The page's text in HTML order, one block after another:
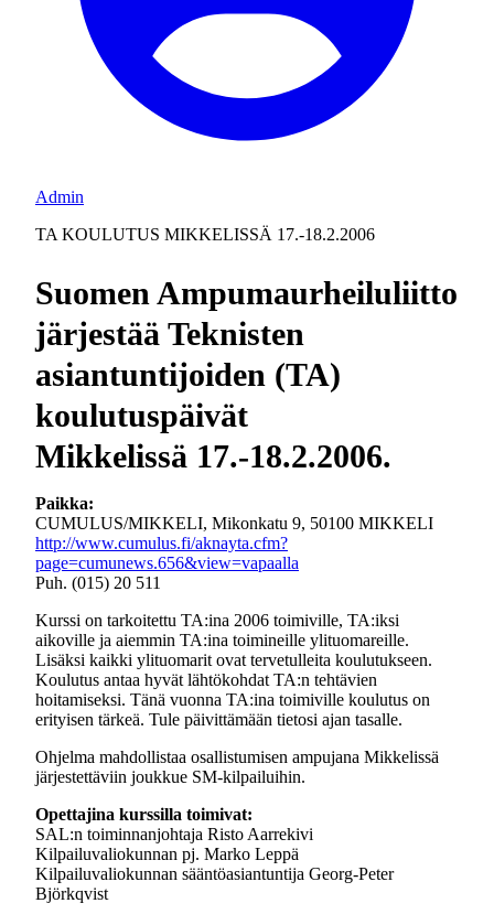
Admin
TA KOULUTUS MIKKELISSÄ 17.-18.2.2006
Suomen Ampumaurheiluliitto
järjestää Teknisten
asiantuntijoiden (TA)
koulutuspäivät
Mikkelissä 17.-18.2.2006.
Paikka:
CUMULUS/MIKKELI, Mikonkatu 9, 50100 MIKKELI
http://www.cumulus.fi/aknayta.cfm?
page=cumunews.656&view=vapaalla
Puh. (015) 20 511
Kurssi on tarkoitettu TA:ina 2006 toimiville, TA:iksi
aikoville ja aiemmin TA:ina toimineille ylituomareille.
Lisäksi kaikki ylituomarit ovat tervetulleita koulutukseen.
Koulutus antaa hyvät lähtökohdat TA:n tehtävien
hoitamiseksi. Tänä vuonna TA:ina toimiville koulutus on
erityisen tärkeä. Tule päivittämään tietosi ajan tasalle.
Ohjelma mahdollistaa osallistumisen ampujana Mikkelissä
järjestettäviin joukkue SM-kilpailuihin.
Opettajina kurssilla toimivat:
SAL:n toiminnanjohtaja Risto Aarrekivi
Kilpailuvaliokunnan pj. Marko Leppä
Kilpailuvaliokunnan sääntöasiantuntija Georg-Peter
Björkqvist